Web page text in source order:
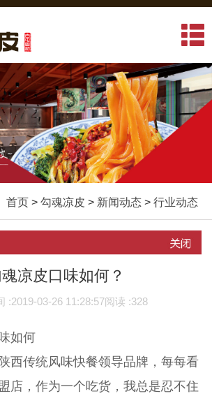
首页 > 勾魂凉皮 > 新闻动态 > 行业动态
凉皮口味如何？
:2019-03-26 11:28:57阅读 :328
如何
传统风味快餐领导品牌，每每看
店，作为一个吃货，我总是忍不住